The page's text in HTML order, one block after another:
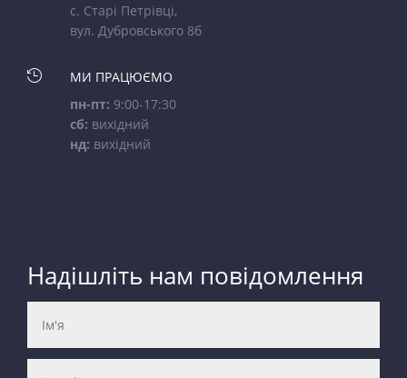
с. Старі Петрівці,
вул. Дубровського 8б

МИ ПРАЦЮЄМО
пн-пт: 9:00-17:30
сб: вихідний
нд: вихідний
Надішліть нам повідомлення